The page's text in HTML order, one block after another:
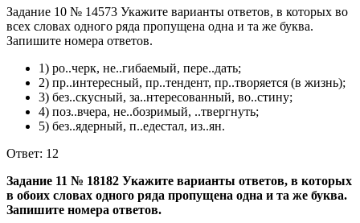
Задание 10 № 14573 Укажите варианты ответов, в которых во
всех словах одного ряда пропущена одна и та же буква.
Запишите номера ответов.
1) ро..черк, не..гибаемый, пере..дать;
2) пр..интересный, пр..тендент, пр..творяется (в жизнь);
3) без..скусный, за..нтересованный, во..стину;
4) поз..вчера, не..бозримый, ..твергнуть;
5) без..ядерный, п..едестал, из..ян.
Ответ: 12
Задание 11 № 18182 Укажите варианты ответов, в которых
в обоих словах одного ряда пропущена одна и та же буква.
Запишите номера ответов.